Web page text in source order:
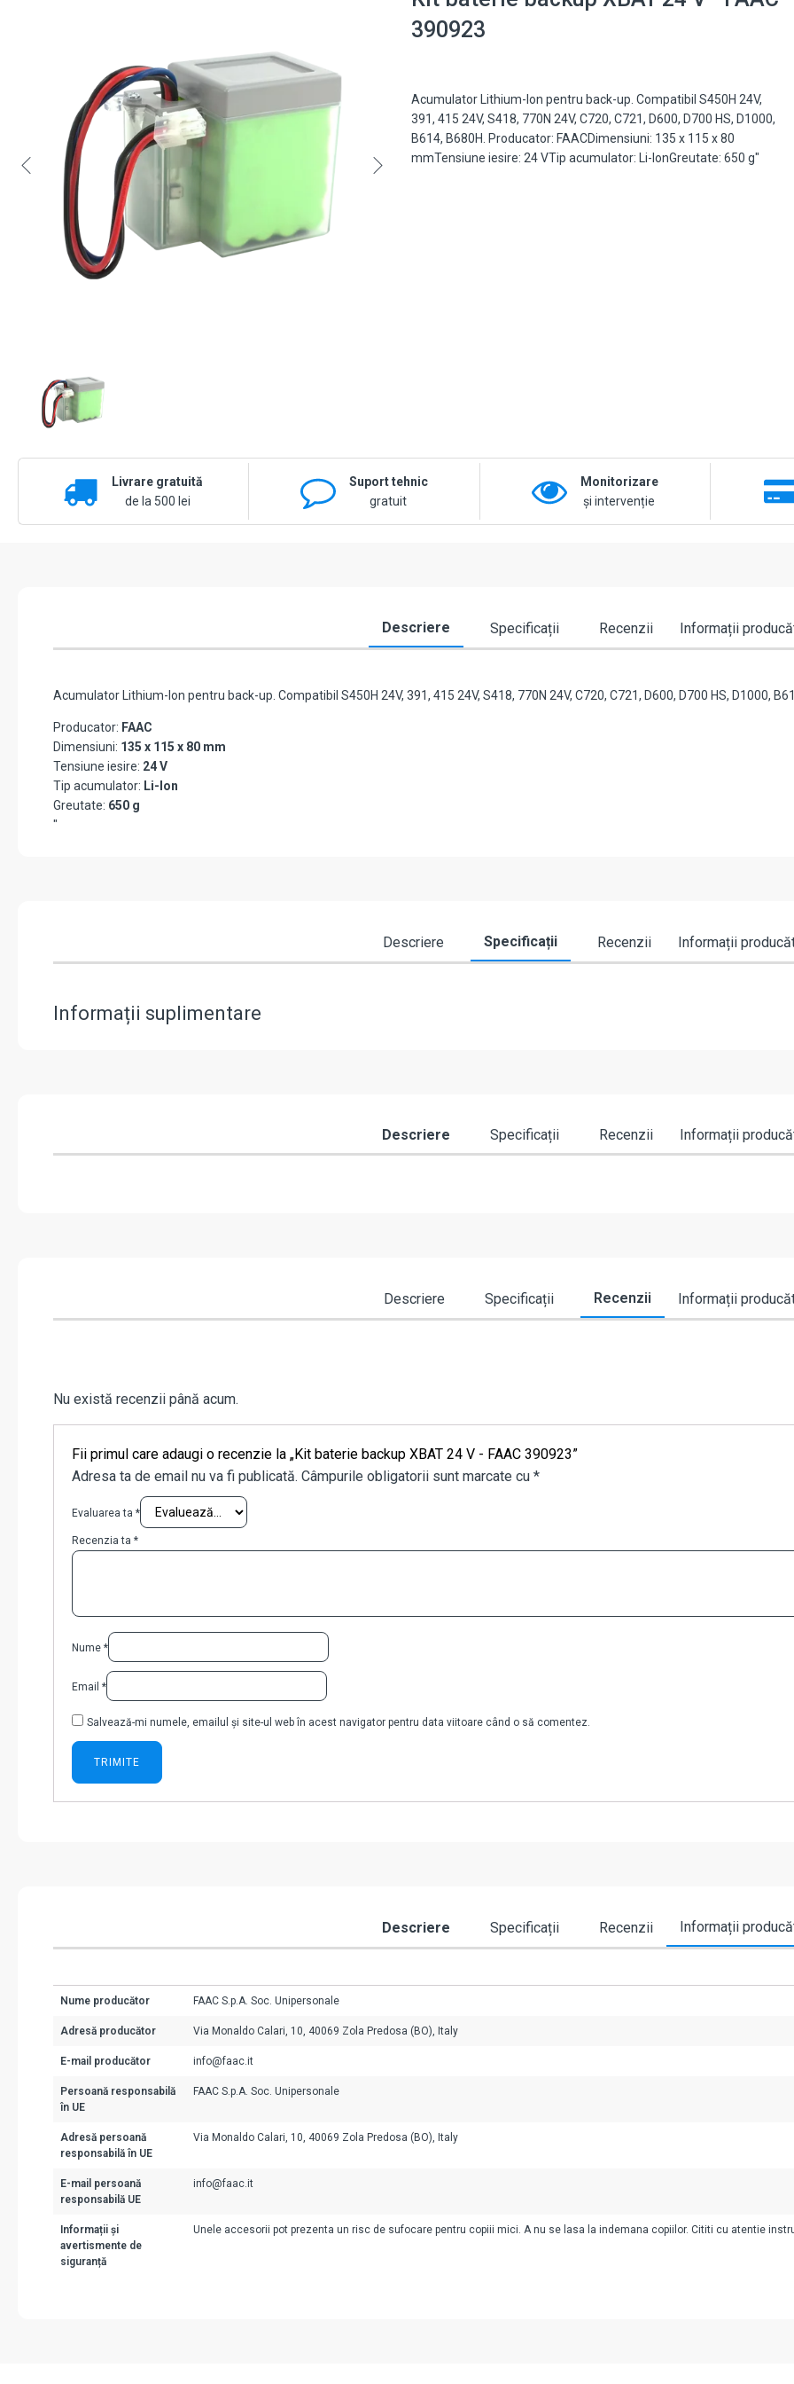
390923
Acumulator Lithium-Ion pentru back-up. Compatibil S450H 24V,
391, 415 24V, S418, 770N 24V, C720, C721, D600, D700 HS, D1000,
B614, B680H. Producator: FAACDimensiuni: 135 x 115 x 80
mmTensiune iesire: 24 VTip acumulator: Li-IonGreutate: 650 g"
Livrare gratuită
de la 500 lei
Suport tehnic
gratuit
Monitorizare
și intervenție
Descriere Specificații Recenzii Informații
Acumulator Lithium-Ion pentru back-up. Compatibil S450H 24V, 391, 415 24V, S418, 770N 24V, C720, C721, D600, D700 HS, D1000,
Producator: FAAC
Dimensiuni: 135 x 115 x 80 mm
Tensiune iesire: 24 V
Tip acumulator: Li-Ion
Greutate: 650 g
"
Descriere Specificații Recenzii Informații
Informații suplimentare
Descriere Specificații Recenzii Informații
Descriere Specificații Recenzii Informații
Nu există recenzii până acum.
Fii primul care adaugi o recenzie la „Kit baterie backup XBAT 24 V - FAAC 390923”
Adresa ta de email nu va fi publicată. Câmpurile obligatorii sunt marcate cu *
Evaluarea ta *
Recenzia ta *
Nume *
Email *
Salvează-mi numele, emailul și site-ul web în acest navigator pentru data viitoare când o să comentez.
Descriere Specificații Recenzii Informații
Nume producător FAAC S.p.A. Soc. Unipersonale
Adresă producător Via Monaldo Calari, 10, 40069 Zola Predosa (BO), Italy
E-mail producător info@faac.it
Persoană responsabilă
în UE
FAAC S.p.A. Soc. Unipersonale
Adresă persoană
responsabilă în UE
Via Monaldo Calari, 10, 40069 Zola Predosa (BO), Italy
E-mail persoană
responsabilă UE
info@faac.it
Informații și
avertismente de
siguranță
Unele accesorii pot prezenta un risc de sufocare pentru copiii mici. A nu se lasa la indemana copiilor. Cititi cu atentie